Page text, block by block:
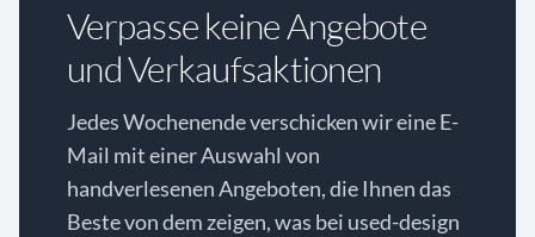
Verpasse keine Angebote
und Verkaufsaktionen
Jedes Wochenende verschicken wir eine E-
Mail mit einer Auswahl von
handverlesenen Angeboten, die Ihnen das
Beste von dem zeigen, was bei used-design